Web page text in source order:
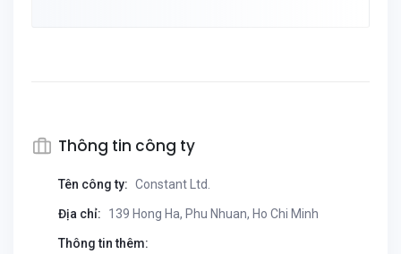
Thông tin công ty
Tên công ty: Constant Ltd.
Địa chỉ: 139 Hong Ha, Phu Nhuan, Ho Chi Minh
Thông tin thêm: